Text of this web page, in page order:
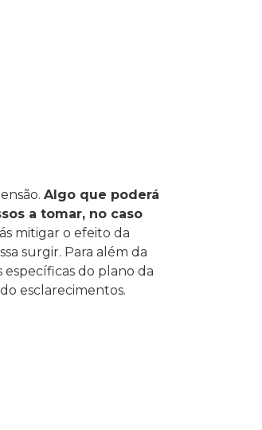
Algo que poderá
a tomar, no caso
mitigar o efeito da
surgir. Para além da
do plano da
esclarecimentos.